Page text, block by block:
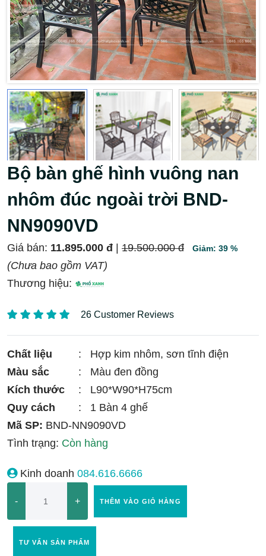
Bộ bàn ghế hình vuông nan
nhôm đúc ngoài trời BND-
NN9090VD
Giá bán: 11.895.000 đ 19.500.000 đ Giảm: 39 %
(Chưa bao gồm VAT)
Thương hiệu:
26 Customer Reviews
Chất liệu :
Hợp kim nhôm, sơn tĩnh điện
Màu sắc
:
Màu đen đồng
Kích thước
:
L90*W90*H75cm
Quy cách
:
1 Bàn 4 ghế
Mã SP: BND-NN9090VD
Tình trạng: Còn hàng
Kinh doanh 084.616.6666
- + THÊM VÀO GIỎ HÀNG
TƯ VẤN SẢN PHẨM